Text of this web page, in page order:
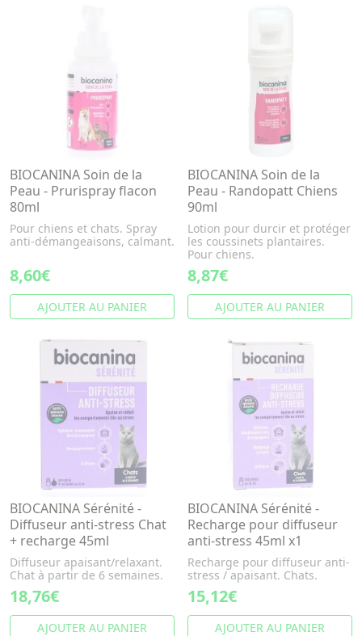
BIOCANINA Soin de la
Peau - Prurispray flacon
80ml
Pour chiens et chats. Spray
anti-démangeaisons, calmant.
8,60€
AJOUTER AU PANIER
BIOCANINA Soin de la
Peau - Randopatt Chiens
90ml
Lotion pour durcir et protéger
les coussinets plantaires.
Pour chiens.
8,87€
AJOUTER AU PANIER
BIOCANINA Sérénité -
Diffuseur anti-stress Chat
+ recharge 45ml
Diffuseur apaisant/relaxant.
Chat à partir de 6 semaines.
18,76€
AJOUTER AU PANIER
BIOCANINA Sérénité -
Recharge pour diffuseur
anti-stress 45ml x1
Recharge pour diffuseur anti-
stress / apaisant. Chats.
15,12€
AJOUTER AU PANIER